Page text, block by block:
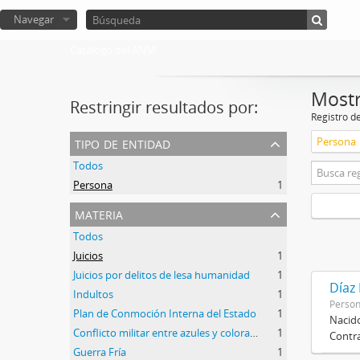
Navegar
Restringir resultados por:
tipo de entidad
Todos
Persona
1
materia
Todos
Juicios
1
Juicios por delitos de lesa humanidad
1
Indultos
1
Plan de Conmoción Interna del Estado
1
Conflicto militar entre azules y colorados
1
Guerra Fría
1
Registro
Persona
Díaz